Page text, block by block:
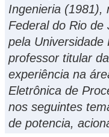
Ingenieria (1981),
Federal do Rio
pela Universidade
professor titular
experiência na
Eletrônica de
nos seguintes
de potencia,